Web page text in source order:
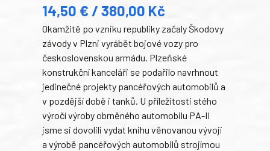
14,50 € / 380,00 Kč
Okamžitě po vzniku republiky začaly Škodovy
závody v Plzni vyrábět bojové vozy pro
československou armádu. Plzeňské
konstrukční kanceláři se podařilo navrhnout
jedinečné projekty pancéřových automobilů a
v pozdější době i tanků. U příležitosti stého
výročí výroby obrněného automobilu PA-II
jsme si dovolili vydat knihu věnovanou vývoji
a výrobě pancéřových automobilů strojírnou